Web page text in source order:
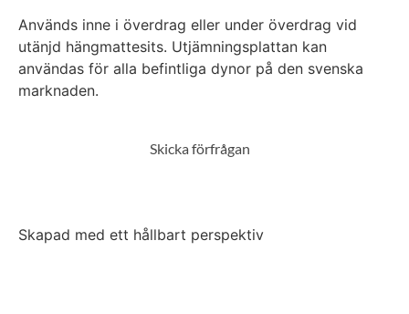
Används inne i överdrag eller under överdrag vid
utänjd hängmattesits. Utjämningsplattan kan
användas för alla befintliga dynor på den svenska
marknaden.
Skicka förfrågan
Skapad med ett hållbart perspektiv